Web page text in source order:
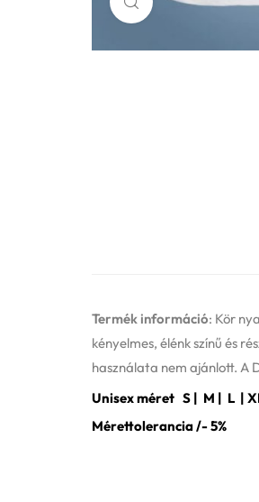
Termék információ: Kör
kényelmes, élénk színű és
használata nem ajánlott. A
Unisex méret S | M | L |
Mérettolerancia /- 5%